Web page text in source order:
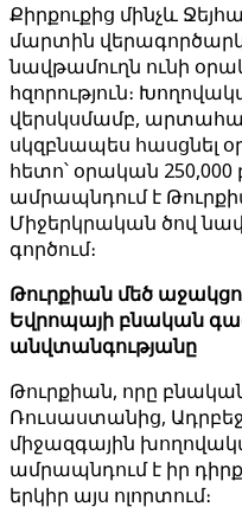
Քիրքուքից մինչև
մարտին
նավթամուղն ունի
հզորություն։
վերսկսմամբ,
սկզբնապես հասցնել
հետո՝ օրական 250,000
ամրապնդում է
Միջերկրական ծով
գործում։
Թուրքիան մեծ
Եվրոպայի բնական
անվտանգությանը
Թուրքիան, որը
Ռուսաստանից,
միջազգային
ամրապնդում է իր
երկիր այս ոլորտում։